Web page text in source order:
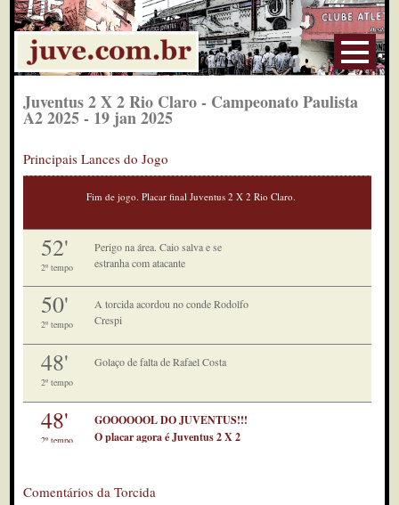
Juventus 2 X 2 Rio Claro - Campeonato Paulista
A2 2025 - 19 jan 2025
Principais Lances do Jogo
Fim de jogo. Placar final Juventus 2 X 2 Rio Claro.
52'
2º tempo
Perigo na área. Caio salva e se
estranha com atacante
50'
2º tempo
A torcida acordou no conde Rodolfo
Crespi
48'
2º tempo
Golaço de falta de Rafael Costa
48'
2º tempo
GOOOOOOL DO JUVENTUS!!!
O placar agora é Juventus 2 X 2
2º tempo
área
Comentários da Torcida